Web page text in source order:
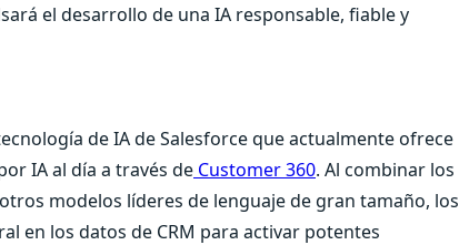
el desarrollo de una IA responsable, fiable y
de IA de Salesforce que actualmente ofrece
IA al día a través de Customer 360. Al combinar los
modelos líderes de lenguaje de gran tamaño, los
en los datos de CRM para activar potentes